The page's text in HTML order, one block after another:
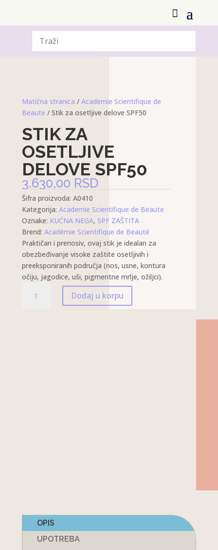
Matična stranica / Academie Scientifique de
Beaute / Stik za osetljive delove SPF50
STIK ZA
OSETLJIVE
DELOVE SPF50
3.630,00 RSD
Šifra proizvoda: A0410
Kategorija: Academie Scientifique de Beaute
Oznake: KUĆNA NEGA, SPF ZAŠTITA
Brend: Académie Scientifique de Beauté
Praktičan i prenosiv, ovaj stik je idealan za
obezbeđivanje visoke zaštite osetljivih i
preeksponiranih područja (nos, usne, kontura
očiju, jagodice, uši, pigmentne mrlje, ožiljci).
Dodaj u korpu
OPIS
UPOTREBA